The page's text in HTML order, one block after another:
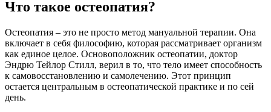
Что такое остеопатия?
Остеопатия – это не просто метод мануальной терапии. Она
включает в себя философию, которая рассматривает организм
как единое целое. Основоположник остеопатии, доктор
Эндрю Тейлор Стилл, верил в то, что тело имеет способность
к самовосстановлению и самолечению. Этот принцип
остается центральным в остеопатической практике и по сей
день.